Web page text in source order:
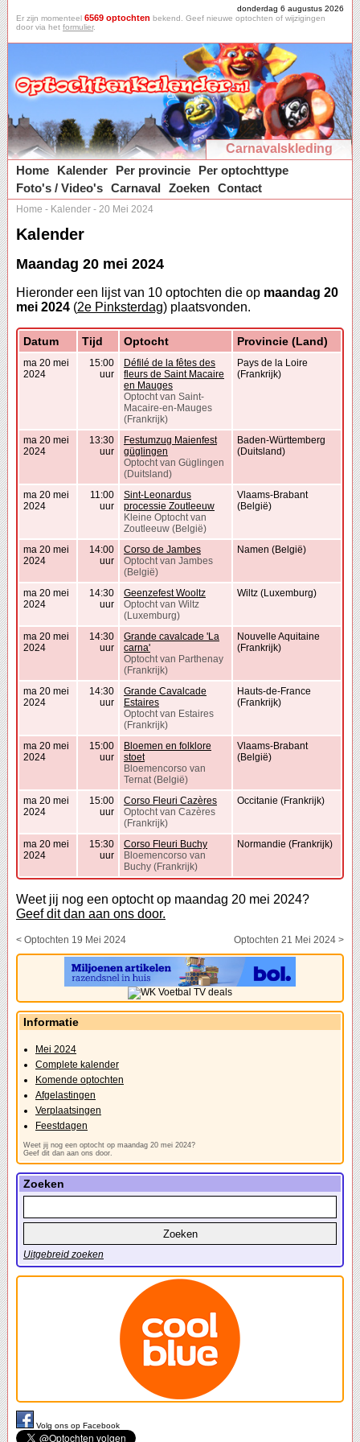
donderdag 6 augustus 2026
Er zijn momenteel 6569 optochten bekend. Geef nieuwe optochten of wijzigingen
door via het formulier.
Carnavalskleding
Home
Kalender Per provincie
Per optochttype
Foto's / Video's Carnaval Zoeken Contact
Home - Kalender - 20 Mei 2024
Kalender
Maandag 20 mei 2024
Hieronder een lijst van 10 optochten die op maandag 20
mei 2024 (2e Pinksterdag) plaatsvonden.
Datum Tijd Optocht Provincie (Land)
ma 20 mei
2024
15:00
uur
Défilé de la fêtes des
fleurs de Saint Macaire
en Mauges
Optocht van Saint-
Macaire-en-Mauges
(Frankrijk)
Pays de la Loire
(Frankrijk)
ma 20 mei
2024
13:30
uur
Festumzug Maienfest
güglingen
Optocht van Güglingen
(Duitsland)
Baden-Württemberg
(Duitsland)
ma 20 mei
2024
11:00
uur
Sint-Leonardus
processie Zoutleeuw
Kleine Optocht van
Zoutleeuw (België)
Vlaams-Brabant
(België)
ma 20 mei
2024
14:00
uur
Corso de Jambes
Optocht van Jambes
(België)
Namen (België)
ma 20 mei
2024
14:30
uur
Geenzefest Wooltz
Optocht van Wiltz
(Luxemburg)
Wiltz (Luxemburg)
ma 20 mei
2024
14:30
uur
Grande cavalcade 'La
carna'
Optocht van Parthenay
(Frankrijk)
Nouvelle Aquitaine
(Frankrijk)
ma 20 mei
2024
14:30
uur
Grande Cavalcade
Estaires
Optocht van Estaires
(Frankrijk)
Hauts-de-France
(Frankrijk)
ma 20 mei
2024
15:00
uur
Bloemen en folklore
stoet
Bloemencorso van
Ternat (België)
Vlaams-Brabant
(België)
ma 20 mei
2024
15:00
uur
Corso Fleuri Cazères
Optocht van Cazères
(Frankrijk)
Occitanie (Frankrijk)
ma 20 mei
2024
15:30
uur
Corso Fleuri Buchy
Bloemencorso van
Buchy (Frankrijk)
Normandie (Frankrijk)
Weet jij nog een optocht op maandag 20 mei 2024?
Geef dit dan aan ons door.
< Optochten 19 Mei 2024 Optochten 21 Mei 2024 >
Informatie
Mei 2024
Complete kalender
Komende optochten
Afgelastingen
Verplaatsingen
Feestdagen
Weet jij nog een optocht op maandag 20 mei 2024?
Geef dit dan aan ons door.
Zoeken
Uitgebreid zoeken
Volg ons op Facebook